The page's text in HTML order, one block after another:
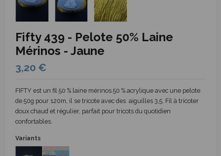
Fifty 439 - Pelote 50% Laine
Mérinos - Jaune
3,20 €
FIFTY est un fil 50 % laine mérinos 50 % acrylique avec une pelote
de 50g pour 120m, il se tricote avec des aiguilles 3,5. Fil à tricoter
doux chaud et régulier, parfait pour tricots du quotidien
confortables.
Variants